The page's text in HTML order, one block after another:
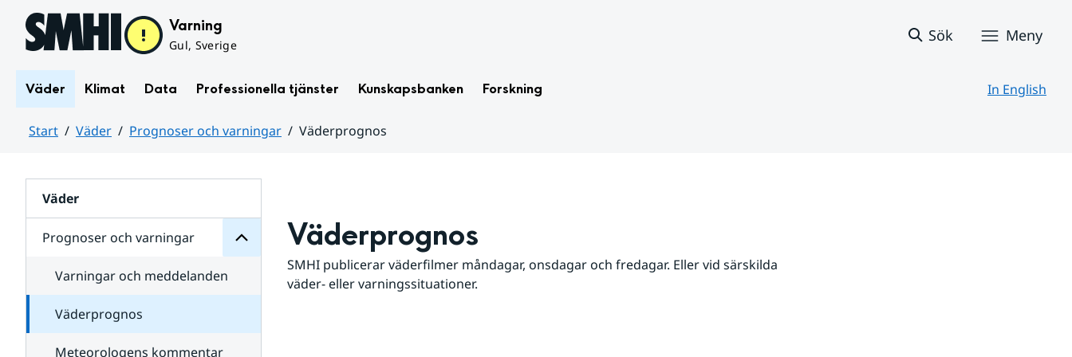
Hoppa till sidans innehåll Varning
Gul, Sverige
Sök Meny
Väder Klimat Data Professionella tjänster Kunskapsbanken Forskning In English
Start Väder Prognoser och varningar
Väderprognos
Väder
Prognoser och varningar
för
varningar
Varningar och meddelanden
Väderprognos
Meteorologens kommentar
Väderprognos
SMHI publicerar väderfilmer måndagar, onsdagar och fredagar. Eller vid särskilda
väder- eller varningssituationer.